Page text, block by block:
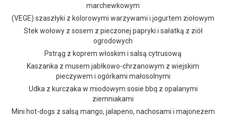
marchewkowym
(VEGE) szaszłyki z kolorowymi warzywami i jogurtem ziołowym
Stek wołowy z sosem z pieczonej papryki i sałatką z ziół
ogrodowych
Pstrąg z koprem włoskim i salsą cytrusową
Kaszanka z musem jabłkowo-chrzanowym z wiejskim
pieczywem i ogórkami małosolnymi
Udka z kurczaka w miodowym sosie bbq z opalanymi
ziemniakami
Mini hot-dogs z salsą mango, jalapeno, nachosami i majonezem